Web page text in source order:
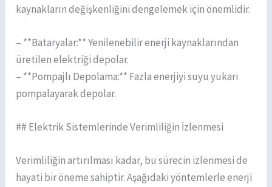
kaynakların değişkenliğini dengelemek için önemlidir.
– **Bataryalar:** Yenilenebilir enerji kaynaklarından
üretilen elektriği depolar.
– **Pompajlı Depolama:** Fazla enerjiyi suyu yukarı
pompalayarak depolar.
## Elektrik Sistemlerinde Verimliliğin İzlenmesi
Verimliliğin artırılması kadar, bu sürecin izlenmesi de
hayati bir öneme sahiptir. Aşağıdaki yöntemlerle enerji